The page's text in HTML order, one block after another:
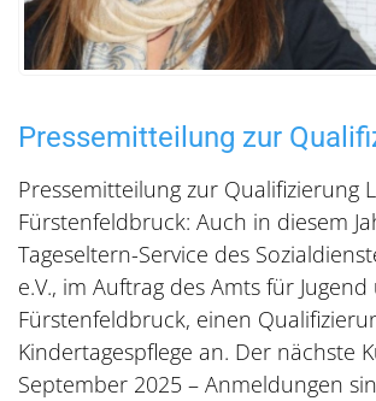
Pressemitteilung zur
Pressemitteilung zur Qualifizierung
Fürstenfeldbruck: Auch in diesem
Tageseltern-Service des
e.V., im Auftrag des Amts für
Fürstenfeldbruck, einen
Kindertagespflege an. Der nächste
September 2025 – Anmeldungen